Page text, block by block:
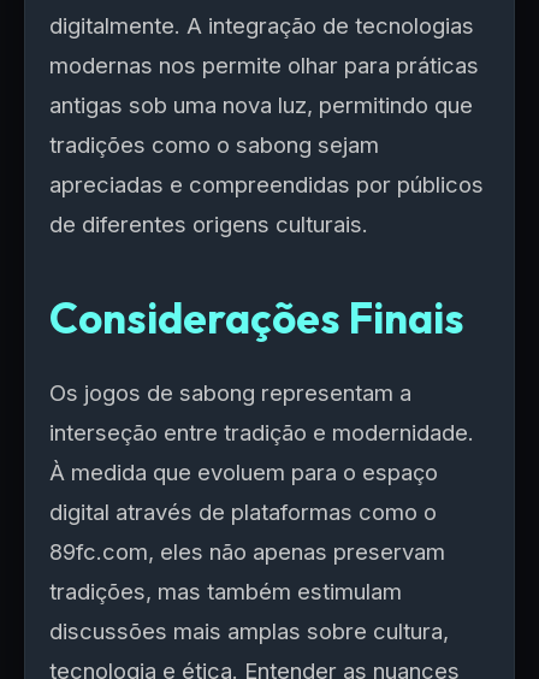
digitalmente. A integração de tecnologias
modernas nos permite olhar para práticas
antigas sob uma nova luz, permitindo que
tradições como o sabong sejam
apreciadas e compreendidas por públicos
de diferentes origens culturais.
Considerações Finais
Os jogos de sabong representam a
interseção entre tradição e modernidade.
À medida que evoluem para o espaço
digital através de plataformas como o
89fc.com, eles não apenas preservam
tradições, mas também estimulam
discussões mais amplas sobre cultura,
tecnologia e ética. Entender as nuances